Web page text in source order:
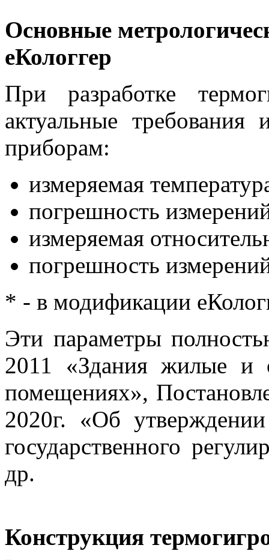
Основные
еКологгер
При разработке
актуальные
приборам:
измеряемая
погрешность
измеряемая
погрешность
* - в модификации
Эти параметры
2011 «Здания жилые и
помещениях»,
2020г. «Об
государственного
др.
Конструкция